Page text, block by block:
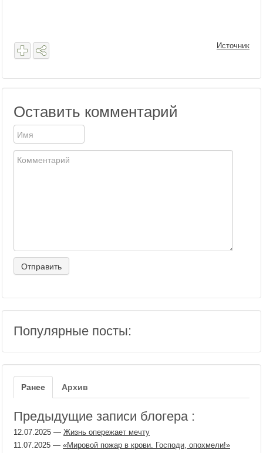
Источник
Оставить комментарий
Популярные посты:
Ранее Архив
Предыдущие записи блогера :
12.07.2025 — Жизнь опережает мечту
11.07.2025 — «Мировой пожар в крови. Господи, опохмели!»